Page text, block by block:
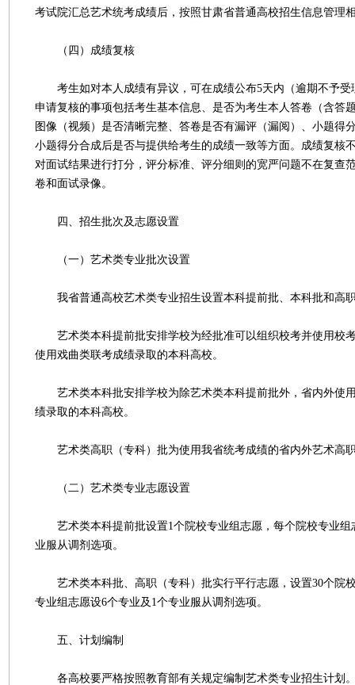
考试院汇总艺术统考成绩后，按照甘肃省普通高校招生信息管理
（四）成绩复核
考生如对本人成绩有异议，可在成绩公布5天内（逾期不予受
申请复核的事项包括考生基本信息、是否为考生本人答卷（含答
图像（视频）是否清晰完整、答卷是否有漏评（漏阅）、小题得
小题得分合成后是否与提供给考生的成绩一致等方面。成绩复核
对面试结果进行打分，评分标准、评分细则的宽严问题不在复查
卷和面试录像。
四、招生批次及志愿设置
（一）艺术类专业批次设置
我省普通高校艺术类专业招生设置本科提前批、本科批和高
艺术类本科提前批安排学校为经批准可以组织校考并使用校
使用戏曲类联考成绩录取的本科高校。
艺术类本科批安排学校为除艺术类本科提前批外，省内外使
绩录取的本科高校。
艺术类高职（专科）批为使用我省统考成绩的省内外艺术高
（二）艺术类专业志愿设置
艺术类本科提前批设置1个院校专业组志愿，每个院校专业组
业服从调剂选项。
艺术类本科批、高职（专科）批实行平行志愿，设置30个院
专业组志愿设6个专业及1个专业服从调剂选项。
五、计划编制
各高校要严格按照教育部有关规定编制艺术类专业招生计划